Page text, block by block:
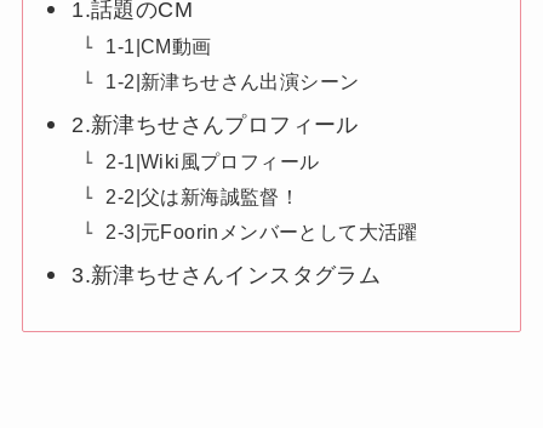
1.話題のCM
1-1|CM動画
1-2|新津ちせさん出演シーン
2.新津ちせさんプロフィール
2-1|Wiki風プロフィール
2-2|父は新海誠監督！
2-3|元Foorinメンバーとして大活躍
3.新津ちせさんインスタグラム